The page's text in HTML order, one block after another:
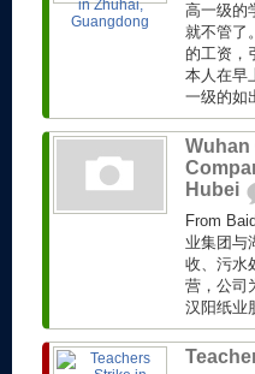
高一级的
就不管了
的工资，
本人在早
一级的如
Wuhan
Hubei
From
业集团与
收、污水
营，公司
汉阳纸业